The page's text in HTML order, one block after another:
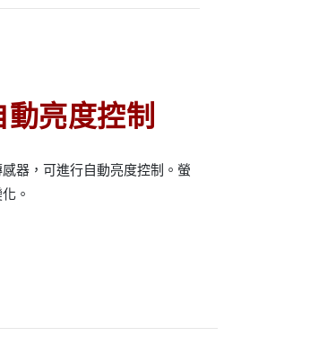
亮度控制
器，可進行自動亮度控制。螢
。